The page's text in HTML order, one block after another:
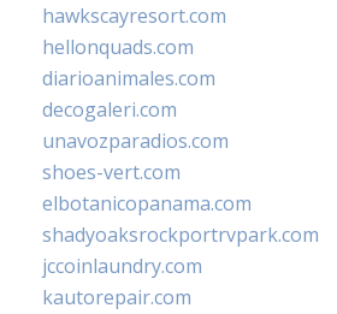
hawkscayresort.com
hellonquads.com
diarioanimales.com
decogaleri.com
unavozparadios.com
shoes-vert.com
elbotanicopanama.com
shadyoaksrockportrvpark.com
jccoinlaundry.com
kautorepair.com